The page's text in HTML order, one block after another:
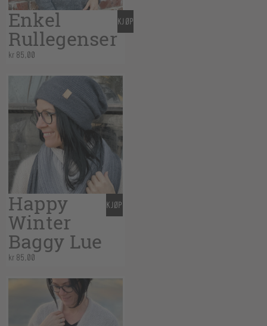
Enkel
Rullegenser
kr85,00
KJØP
Happy
Winter
Baggy Lue
kr85,00
KJØP